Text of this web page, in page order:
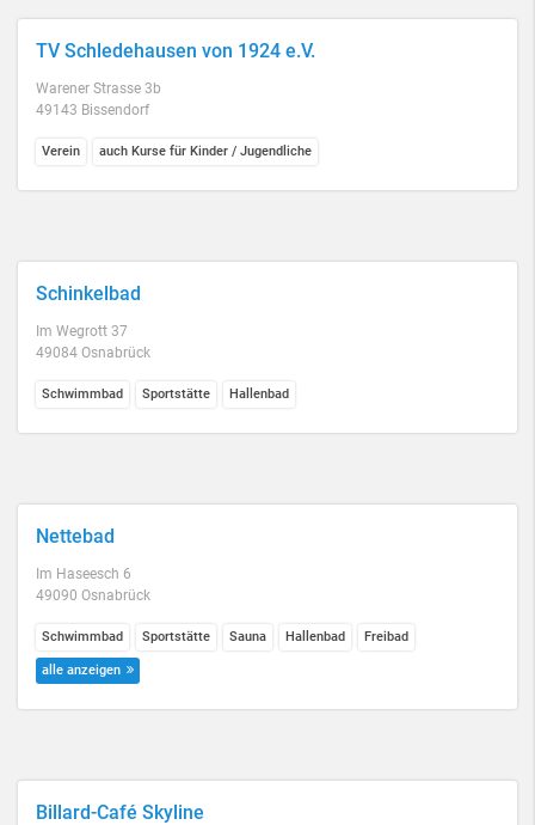
TV Schledehausen von 1924 e.V.
Warener Strasse 3b
49143 Bissendorf
Verein auch Kurse für Kinder / Jugendliche
Schinkelbad
Im Wegrott 37
49084 Osnabrück
Schwimmbad Sportstätte Hallenbad
Nettebad
Im Haseesch 6
49090 Osnabrück
Schwimmbad Sportstätte Sauna Hallenbad Freibad
alle anzeigen
Billard-Café Skyline